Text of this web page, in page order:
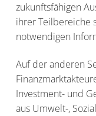
zukunftsfähigen
ihrer Teilbereiche
notwendigen
Auf der anderen
Investment- und
aus Umwelt-,